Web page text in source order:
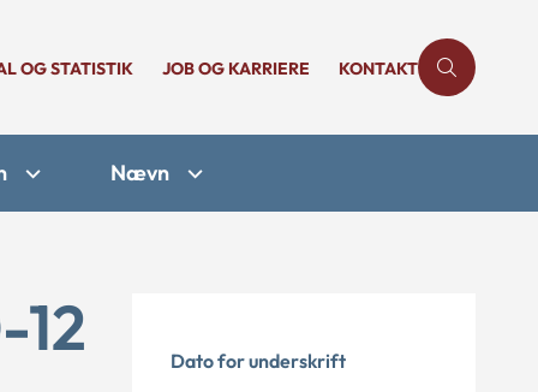
OG STATISTIK JOB OG KARRIERE KONTAKT
Nævn
Dato for underskrift